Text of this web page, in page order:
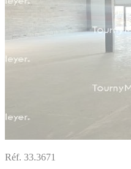
Réf. 33.3671